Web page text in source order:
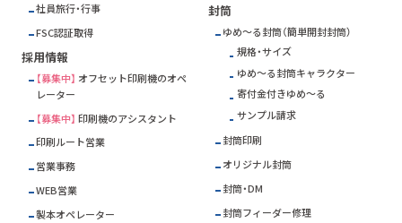
社員旅行・行事
FSC認証取得
採用情報
【募集中】 オフセット印刷機のオペ
レーター
【募集中】 印刷機のアシスタント
印刷ルート営業
営業事務
WEB営業
製本オペレーター
封筒
ゆめ～る封筒（簡単開封封筒）
規格・サイズ
ゆめ～る封筒キャラクター
寄付金付きゆめ～る
サンプル請求
封筒印刷
オリジナル封筒
封筒・DM
封筒フィーダー修理